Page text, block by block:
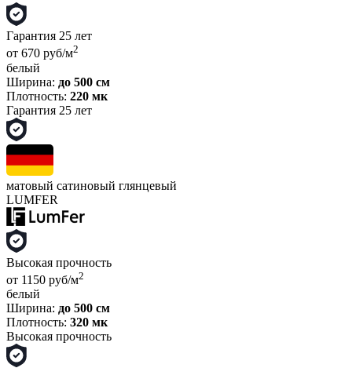
Гарантия 25 лет
от 670 руб/м2
белый
Ширина: до 500 см
Плотность: 220 мк
Гарантия 25 лет
матовый сатиновый глянцевый
LUMFER
Высокая прочность
от 1150 руб/м2
белый
Ширина: до 500 см
Плотность: 320 мк
Высокая прочность